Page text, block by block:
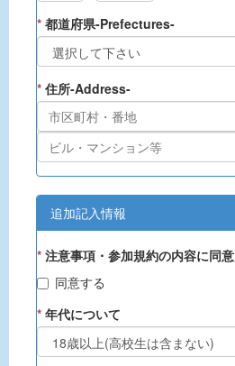
* 都道府県-Prefectures-
* 住所-Address-
追加記入情報
* 注意事項・参加規約の内容に同意
同意する
* 年代について